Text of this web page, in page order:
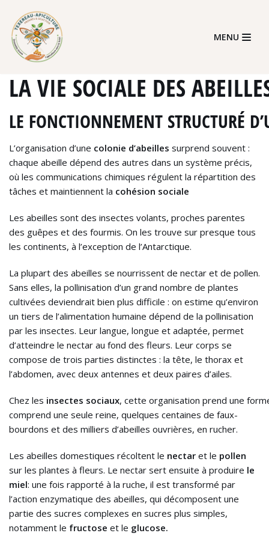
Skip
to
content
MENU
LA VIE SOCIALE DES
LE FONCTIONNEMENT STRUCTURÉ
L’organisation d’une colonie d’abeilles surprend souvent :
chaque abeille dépend des autres dans un système précis,
où les communications chimiques régulent la répartition des
tâches et maintiennent la cohésion sociale
Les abeilles sont des insectes volants, proches parentes
des guêpes et des fourmis. On les trouve sur presque tous
les continents, à l’exception de l’Antarctique.
La plupart des abeilles se nourrissent de nectar et de pollen.
Sans elles, la pollinisation d’un grand nombre de plantes
cultivées deviendrait bien plus difficile : on estime qu’environ
un tiers de l’alimentation humaine dépend de la pollinisation
par les insectes. Leur langue, longue et adaptée, permet
d’atteindre le nectar au fond des fleurs. Leur corps se
compose de trois parties distinctes : la tête, le thorax et
l’abdomen, avec deux antennes et deux paires d’ailes.
Chez les insectes sociaux, cette organisation prend une
comprend une seule reine, quelques centaines de faux-
bourdons et des milliers d’abeilles ouvrières, en rucher.
Les abeilles domestiques récoltent le nectar et le pollen
sur les plantes à fleurs. Le nectar sert ensuite à produire le
miel: une fois rapporté à la ruche, il est transformé par
l’action enzymatique des abeilles, qui décomposent une
partie des sucres complexes en sucres plus simples,
notamment le fructose et le glucose.